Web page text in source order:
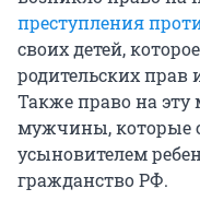
преступления
своих детей,
родительских
Также право на
мужчины, которые
усыновителем
гражданство РФ.